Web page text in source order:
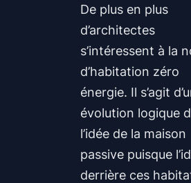
De plus en plus
d’architectes
s’intéressent à la
d’habitation zéro
énergie. Il s’agit
évolution logique
l’idée de la maison
passive puisque
derrière ces